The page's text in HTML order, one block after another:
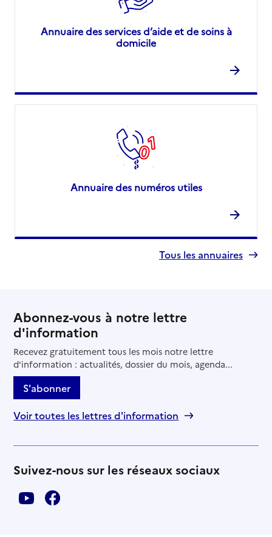
Annuaire des services d’aide et de soins à
domicile
Annuaire des numéros utiles
Tous les annuaires
Abonnez-vous à notre lettre
d'information
Recevez gratuitement tous les mois notre lettre
d'information : actualités, dossier du mois, agenda...
S'abonner
Voir toutes les lettres d'information
Suivez-nous sur les réseaux sociaux